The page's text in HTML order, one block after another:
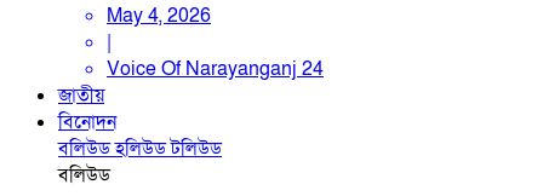
May 4, 2026
|
Voice Of Narayanganj 24
জাতীয়
বিনোদন
বলিউডহলিউডটলিউড
বলিউড